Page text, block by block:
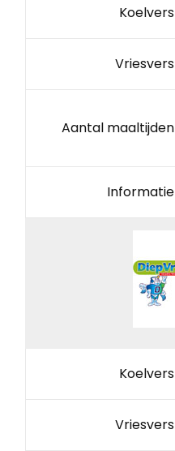
Koelvers
Vriesvers
Aantal maaltijden
Informatie
Koelvers
Vriesvers